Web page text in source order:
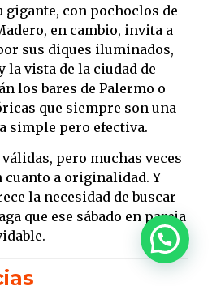
con pochoclos de
en cambio, invita a
sus diques iluminados,
la vista de la ciudad de
los bares de Palermo o
que siempre son una
simple pero efectiva.
pero muchas veces
cuanto a originalidad. Y
la necesidad de buscar
que ese sábado en pareja